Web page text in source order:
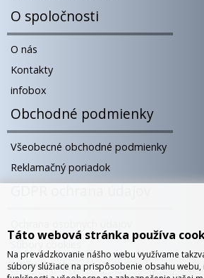
O spoločnosti
O nás
Kontakty
infobox
Obchodné podmienky
Všeobecné obchodné podmienky
Reklamačný poriadok
Správa cookies
Táto webová stránka používa
Na prevádzkovanie nášho webu využívame
súbory slúžiace na prispôsobenie obsahu webu,